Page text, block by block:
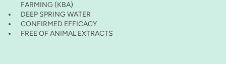
FARMING (KBA)
DEEP SPRING WATER
CONFIRMED EFFICACY
FREE OF ANIMAL EXTRACTS